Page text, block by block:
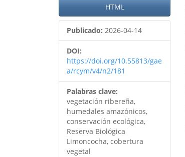
HTML
Publicado: 2026-04-14
DOI:
https://doi.org/10.55813/gae
a/rcym/v4/n2/181
Palabras clave:
vegetación ribereña,
humedales amazónicos,
conservación ecológica,
Reserva Biológica
Limoncocha, cobertura
vegetal